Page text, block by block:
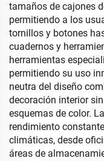
tamaños de cajones
permitiendo a los
tornillos y botones
cuadernos y
herramientas
permitiendo su uso
neutra del diseño
decoración interior
esquemas de color.
rendimiento
climáticas, desde
áreas de